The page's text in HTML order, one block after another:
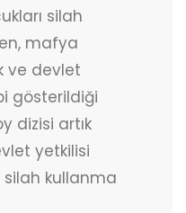
silah
mafya
ve devlet
gösterildiği
dizisi artık
yetkilisi
kullanma